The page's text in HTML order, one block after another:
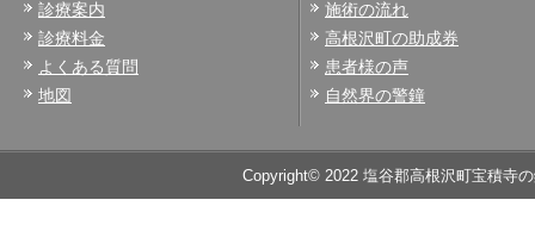
診療案内
診療料金
よくある質問
地図
施術の流れ
高根沢町の助成券
患者様の声
自然界の警鐘
Copyright© 2022 塩谷郡高根沢町宝積寺